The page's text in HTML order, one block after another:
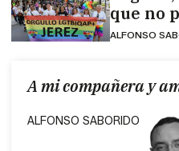
que no
ALFONSO
A mi compañera y
ALFONSO SABORIDO